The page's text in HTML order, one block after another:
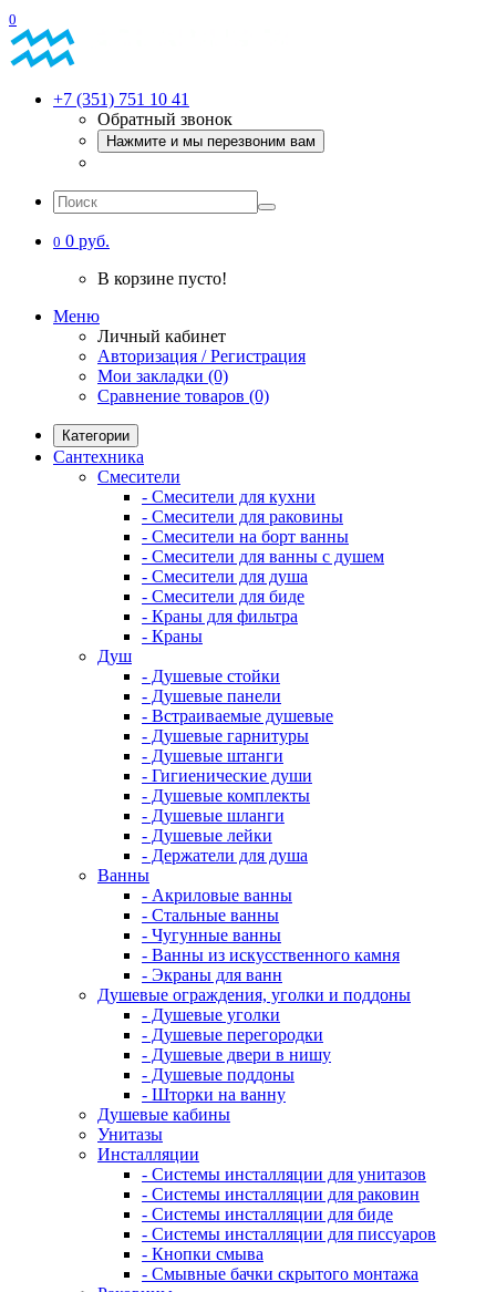
0
+7 (351) 751 10 41
Обратный звонок
Нажмите и мы перезвоним вам
0 0 руб.
В корзине пусто!
Меню
Личный кабинет
Авторизация / Регистрация
Мои закладки (0)
Сравнение товаров (0)
Категории
Сантехника
Смесители
- Смесители для кухни
- Смесители для раковины
- Смесители на борт ванны
- Смесители для ванны с душем
- Смесители для душа
- Смесители для биде
- Краны для фильтра
- Краны
Душ
- Душевые стойки
- Душевые панели
- Встраиваемые душевые
- Душевые гарнитуры
- Душевые штанги
- Гигиенические души
- Душевые комплекты
- Душевые шланги
- Душевые лейки
- Держатели для душа
Ванны
- Акриловые ванны
- Стальные ванны
- Чугунные ванны
- Ванны из искусственного камня
- Экраны для ванн
Душевые ограждения, уголки и поддоны
- Душевые уголки
- Душевые перегородки
- Душевые двери в нишу
- Душевые поддоны
- Шторки на ванну
Душевые кабины
Унитазы
Инсталляции
- Системы инсталляции для унитазов
- Системы инсталляции для раковин
- Системы инсталляции для биде
- Системы инсталляции для писсуаров
- Кнопки смыва
- Смывные бачки скрытого монтажа